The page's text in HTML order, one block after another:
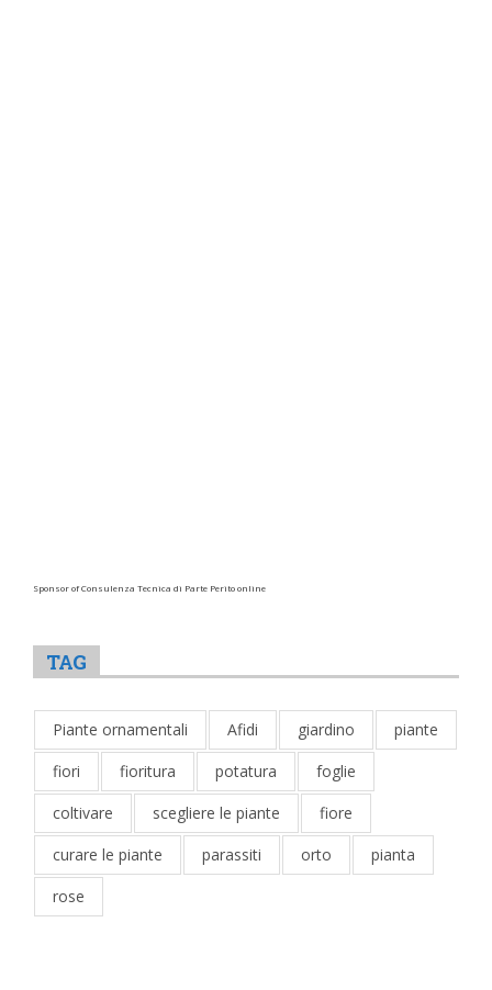
Sponsor of Consulenza Tecnica di Parte Perito online
TAG
Piante ornamentali Afidi giardino
piante
fiori
fioritura potatura
foglie
coltivare
scegliere le piante
fiore
curare le piante
parassiti orto
pianta
rose